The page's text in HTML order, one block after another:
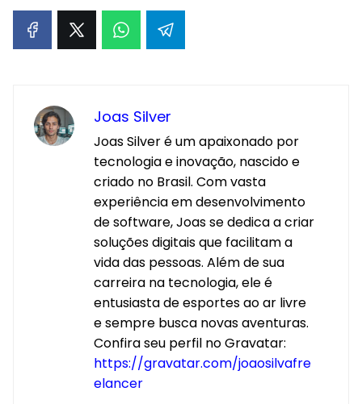
Joas Silver
Joas Silver é um apaixonado por
tecnologia e inovação, nascido e
criado no Brasil. Com vasta
experiência em desenvolvimento
de software, Joas se dedica a criar
soluções digitais que facilitam a
vida das pessoas. Além de sua
carreira na tecnologia, ele é
entusiasta de esportes ao ar livre
e sempre busca novas aventuras.
Confira seu perfil no Gravatar:
https://gravatar.com/joaosilvafre
elancer